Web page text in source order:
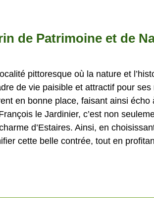
de Patrimoine et de
pittoresque où la nature et
de vie paisible et attractif pour
en bonne place, faisant ainsi écho
le Jardinier, c’est non
d’Estaires. Ainsi, en
cette belle contrée, tout en